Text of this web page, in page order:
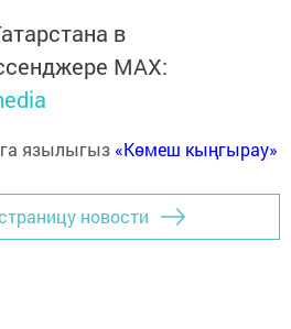
в
MАХ:
язылыгыз «Көмеш кыңгырау»
новости